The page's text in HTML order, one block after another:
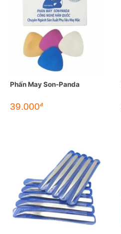
Phấn May Son-Panda
39.000đ